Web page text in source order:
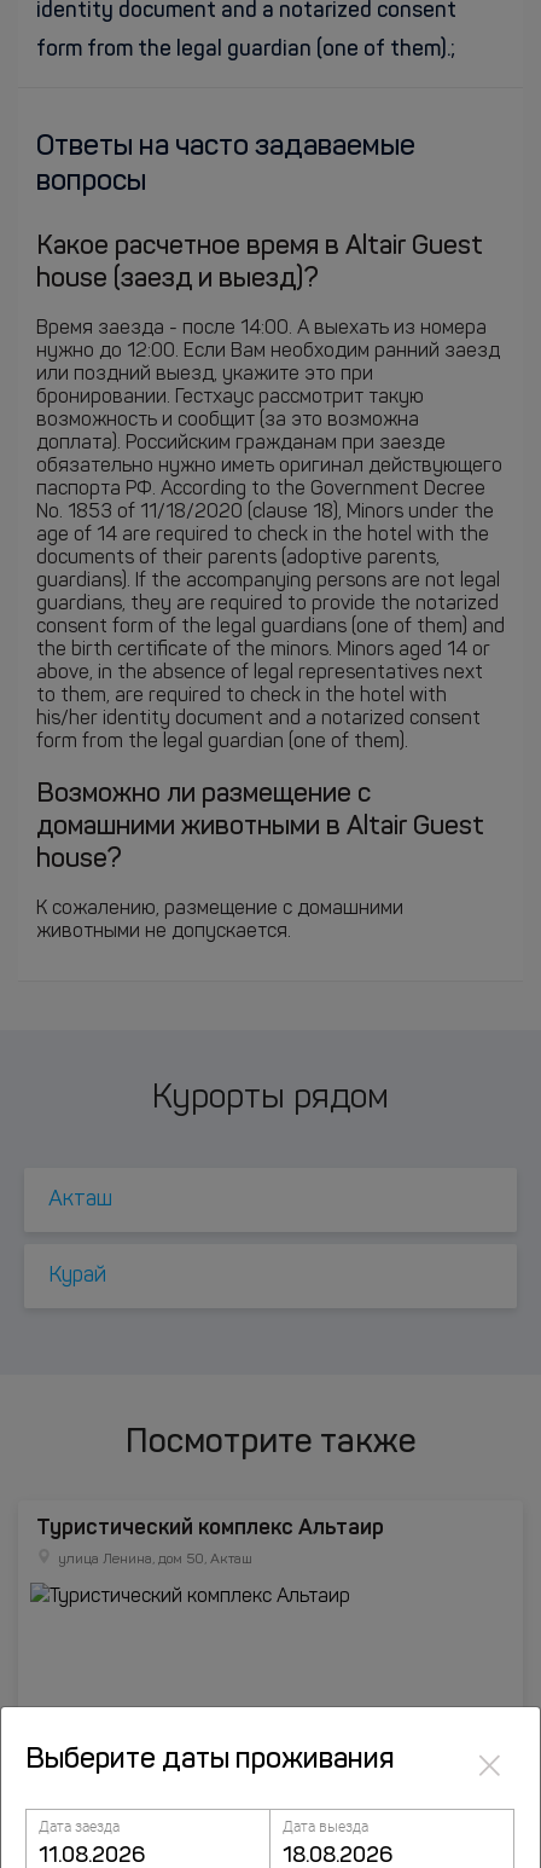
identity document and a notarized consent
form from the legal guardian (one of them).;
Ответы на часто задаваемые
вопросы
Какое расчетное время в Altair Guest
house (заезд и выезд)?
Время заезда - после 14:00. А выехать из номера
нужно до 12:00. Если Вам необходим ранний заезд
или поздний выезд, укажите это при
бронировании. Гестхаус рассмотрит такую
возможность и сообщит (за это возможна
доплата). Российским гражданам при заезде
обязательно нужно иметь оригинал действующего
паспорта РФ. According to the Government Decree
No. 1853 of 11/18/2020 (clause 18), Minors under the
age of 14 are required to check in the hotel with the
documents of their parents (adoptive parents,
guardians). If the accompanying persons are not legal
guardians, they are required to provide the notarized
consent form of the legal guardians (one of them) and
the birth certificate of the minors. Minors aged 14 or
above, in the absence of legal representatives next
to them, are required to check in the hotel with
his/her identity document and a notarized consent
form from the legal guardian (one of them).
Возможно ли размещение с
домашними животными в Altair Guest
house?
К сожалению, размещение с домашними
животными не допускается.
Курорты рядом
Акташ
Курай
Посмотрите также
Туристический комплекс Альтаир
улица Ленина, дом 50, Акташ
Выберите даты проживания ×
Дата заезда Дата выезда